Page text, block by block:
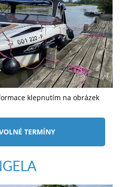
klepnutím na obrázek
TERMÍNY